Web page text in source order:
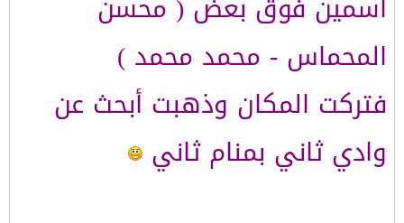
المحماس - محمد محمد )
فتركت المكان وذهبت أبحث عن
وادي ثاني بمنام ثاني